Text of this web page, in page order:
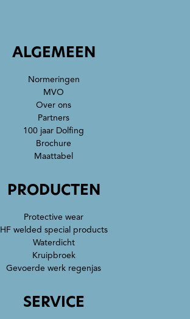
ALGEMEEN
Normeringen
MVO
Over ons
Partners
100 jaar Dolfing
Brochure
Maattabel
PRODUCTEN
Protective wear
HF welded special products
Waterdicht
Kruipbroek
Gevoerde werk regenjas
SERVICE